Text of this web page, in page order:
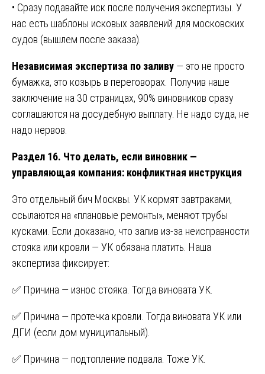
• Сразу подавайте иск после получения экспертизы. У
нас есть шаблоны исковых заявлений для московских
судов (вышлем после заказа).
Независимая экспертиза по заливу — это не просто
бумажка, это козырь в переговорах. Получив наше
заключение на 30 страницах, 90% виновников сразу
соглашаются на досудебную выплату. Не надо суда, не
надо нервов.
Раздел 16. Что делать, если виновник —
управляющая компания: конфликтная инструкция
Это отдельный бич Москвы. УК кормят завтраками,
ссылаются на «плановые ремонты», меняют трубы
кусками. Если доказано, что залив из-за неисправности
стояка или кровли — УК обязана платить. Наша
экспертиза фиксирует:
✅ Причина — износ стояка. Тогда виновата УК.
✅ Причина — протечка кровли. Тогда виновата УК или
ДГИ (если дом муниципальный).
✅ Причина — подтопление подвала. Тоже УК.